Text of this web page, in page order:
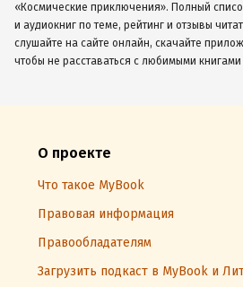
«Космические приключения». Полный
и аудиокниг по теме, рейтинг и отзывы
слушайте на сайте онлайн, скачайте
чтобы не расставаться с любимыми
О проекте
Что такое MyBook
Правовая информация
Правообладателям
Загрузить подкаст в MyBook и